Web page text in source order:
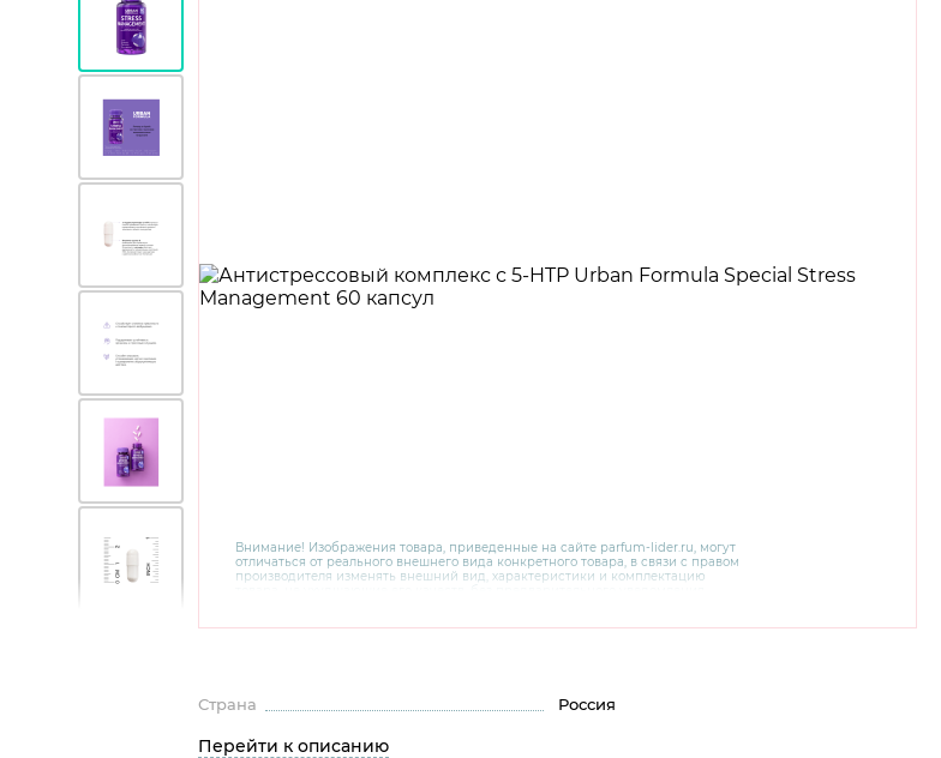
Внимание! Изображения товара, приведенные на сайте parfum-lider.ru, могут
отличаться от реального внешнего вида конкретного товара, в связи с правом
производителя изменять внешний вид, характеристики и комплектацию
консультантов по номеру 8 800 200 78 80.
Страна Россия
Перейти к описанию